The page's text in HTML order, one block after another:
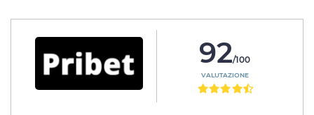
92/100
VALUTAZIONE